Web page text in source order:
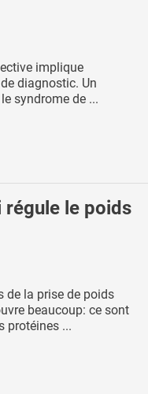
implique
diagnostic. Un
syndrome de ...
régule le poids
de la prise de poids
beaucoup: ce sont
protéines ...